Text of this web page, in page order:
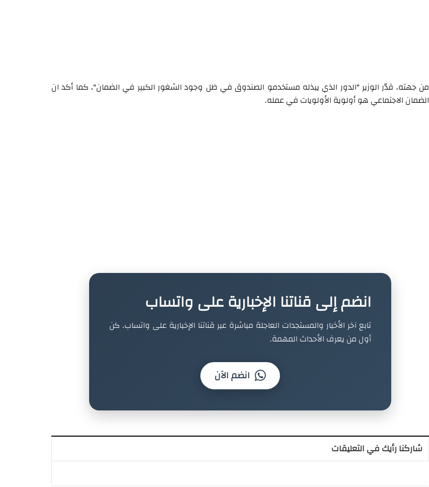
من جهته، قدّر الوزير "الدور الذي يبذله مستخدمو الصندوق في ظل وجود الشغور الكبير في الضمان"، كما أكد ان
الضمان الاجتماعي هو أولوية الأولويات في عمله.
انضم إلى قناتنا الإخبارية على واتساب
تابع آخر الأخبار والمستجدات العاجلة مباشرة عبر قناتنا الإخبارية على واتساب. كن
أول من يعرف الأحداث المهمة.
انضم الآن
شاركنا رأيك في التعليقات